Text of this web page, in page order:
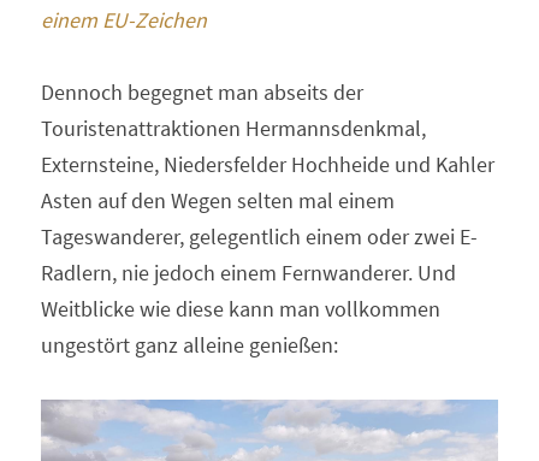
einem EU-Zeichen
Dennoch begegnet man abseits der
Touristenattraktionen Hermannsdenkmal,
Externsteine, Niedersfelder Hochheide und Kahler
Asten auf den Wegen selten mal einem
Tageswanderer, gelegentlich einem oder zwei E-
Radlern, nie jedoch einem Fernwanderer. Und
Weitblicke wie diese kann man vollkommen
ungestört ganz alleine genießen: